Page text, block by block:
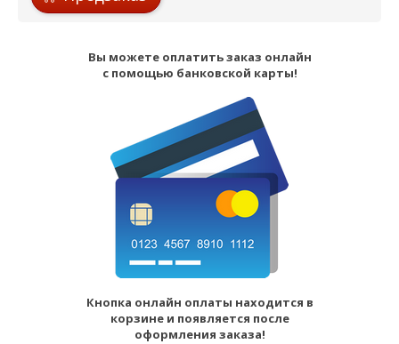
Вы можете оплатить заказ онлайн
с помощью банковской карты!
Кнопка онлайн оплаты находится в
корзине и появляется после
оформления заказа!